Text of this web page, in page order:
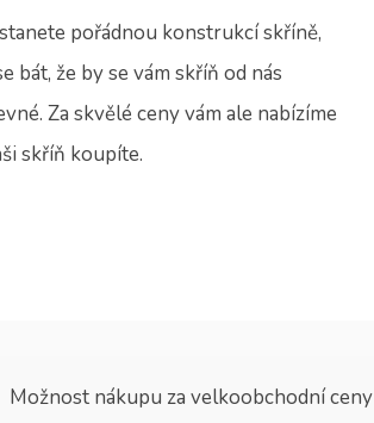
pořádnou konstrukcískříně,
bát, že by se vám skříň od nás
Za skvělé ceny vám ale nabízíme
skříň koupíte.
Možnost nákupu za velkoobchodní ceny